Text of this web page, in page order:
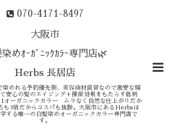
070-4171-8497
大阪市
染めｵｰｶﾞﾆｯｸｶﾗｰ専門店🌿
Herbs 長居店
染めれる予約優先制、美容商材直営なので激安な嬉
安心の髪のエイジング＋保湿効果をもたらす低刺
1オーガニックカラー ムラなく自然な仕上がりだか
も3倍だからコスパも抜群。大阪市にあるHerbsは
する唯一の白髪染めオーガニックカラー専門店で
す。